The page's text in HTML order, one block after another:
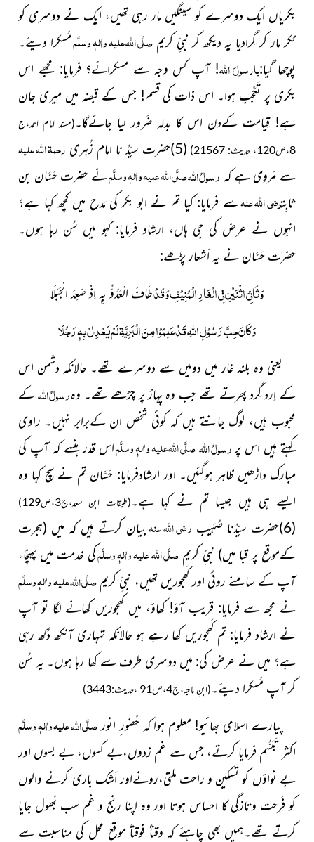
بکریاں ایک دوسرے کو سینگیں مار رہی تھیں، ایک نے دوسری کو
ٹکر مار کر گِرادیا یہ دیکھ کر نبیِّ کریم صلَّی اللہ علیہ واٰلہٖ وسلَّممُسکرا دیئے۔
پوچھا گیا:یارسولَاللہ! آپ کس وجہ سے مسکرائے؟ فرمایا: مجھے اس
بکری پر تَعَجُّب ہوا۔ اس ذات کی قسم! جس کے قبضہ میں میری جان
ہے! قِیامت کےدن اس کا بدلہ ضَرور لیا جائےگا۔(مسند امام احمد،ج
8،ص120، حدیث: 21567)
(5)حضرت سیِّدُ نا امام زُہری رحمۃ اللہ علیہ
سے مَروِی ہے کہ رسولُاللہصلَّی اللہ علیہ واٰلہٖ وسلَّمنے حضرت حَسَّان بن
ثابِترضی اللہ عنہسے فرمایا: کیا تم نے ابو بکر کی مَدح میں کچھ کہا ہے؟
انہوں نے عرض کی جی ہاں، ارشاد فرمایا: کہو میں سُن رہا ہوں۔
حضرت حَسَّان نے یہ اَشعار پڑھے:
وَثَانِیَ اثْنَیْنِ فِی الْغَارِ الْمُنِیْفِ وَقَدْطَافَ الْعَدُوُّ بِہٖ اِذْ صَعِدَ الْجَبَلَا
وَکَانَ حِبَّ رَسُوْلِ اللہِ قَدْ عَلِمُوْا مِنَ الْبَرِیَّۃِ لَمْ یَعْدِلْ بِہٖ رَجُلَا
یعنی وہ بلند غار میں دومیں سے دوسرے تھے۔ حالانکہ دشمن اس
کے اِرد گِرد پھرتے تھے جب وہ پہاڑ پر چڑھے تھے۔ وہرسولُاللہکے
محبوب ہیں، لوگ جانتے ہیں کہ کوئی شخص ان کےبرابر نہیں۔ راوی
کہتے ہیں اس پررسولُاللہصلَّی اللہ علیہ واٰلہٖ وسلَّماس قدر ہنسے کہ آپ کی
مبارک داڑھیں ظاہر ہوگئیں۔ اور ارشادفرمایا: حَسَّان تم نے سچ کہا وہ
ایسے ہی ہیں جیسا تم نے کہا ہے۔(طبقات ابن سعد،ج3،ص129)
(6)حضرت سیِّدُنا صُہَیب رضی اللہ عنہ بیان کرتے ہیں کہ میں (ہجرت
کےموقع پر قبا میں) نبیِّ کریمصلَّی اللہ علیہ واٰلہٖ وسلَّمکی خدمت میں پہنچا،
آپ کے سامنے روٹی اور کَھجوریں تھیں، نبیِّ کریمصلَّیاللہعلیہ واٰلہٖ وسلَّم
نے مجھ سے فرمایا: قریب آؤ! کھاؤ، میں کھجوریں کھانے لگا تو آپ
نے ارشاد فرمایا: تم کَھجوریں کھا رہے ہو حالانکہ تمہاری آنکھ دُکھ رہی
ہے؟ میں نے عرض کی: میں دوسری طرف سے کھا رہا ہوں۔ یہ سُن
کر آپ مُسکرا دیئے۔(ابنِ ماجہ،ج4،ص91 ،حدیث:3443)
پیارے اسلامی بھائیو! معلوم ہوا کہ حُضور ِ انورصلَّیاللہعلیہ واٰلہٖ وسلَّم
اکثر تَبَسُّم فرمایا کرتے، جس سے غم زدوں،بے کسوں، بے بسوں اور
بے نواؤں کو تسکین و راحت ملتی،رونےاور اَشک باری کرنے والوں
کو فَرحت وتازگی کا احساس ہوتا اور وہ اپنا رنج و غم سب بُھول جایا
کرتے تھے۔ہمیں بھی چاہئے کہ وقتاً فوقتاً موقع محل کی مناسبت سے